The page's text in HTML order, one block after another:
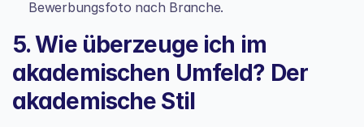
Bewerbungsfoto nach Branche.
5. Wie überzeuge ich im
akademischen Umfeld? Der
akademische Stil